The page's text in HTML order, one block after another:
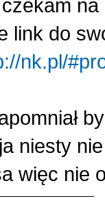
link do
nk.pl/
niesty
więc nie